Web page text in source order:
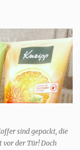
sind gepackt, die
der Tür! Doch